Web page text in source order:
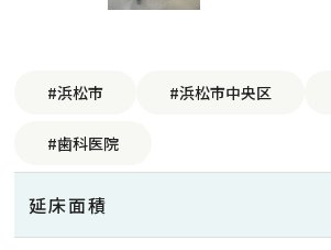
延床面積
#浜松市 #浜松市中央区
#歯科医院